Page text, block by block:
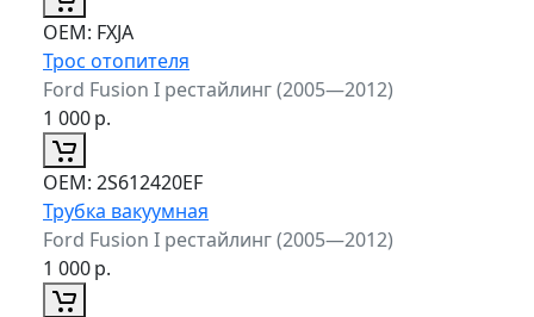
ОЕМ: FXJA
Трос отопителя
Ford Fusion I рестайлинг (2005—2012)
1 000р.
ОЕМ: 2S612420EF
Трубка вакуумная
Ford Fusion I рестайлинг (2005—2012)
1 000р.